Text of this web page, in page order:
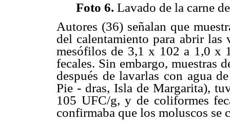
Foto 6. Lavado de la carne
Autores (36) señalan que
del calentamiento para abrir las
mesófilos de 3,1 x 102 a 1,0 x
fecales. Sin embargo, muestras
después de lavarlas con agua
Pie - dras, Isla de Margarita),
105 UFC/g, y de coliformes
confirmaba que los moluscos se